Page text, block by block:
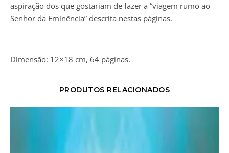
aspiração dos que gostariam de fazer a “viagem rumo ao
Senhor da Eminência” descrita nestas páginas.
Dimensão: 12×18 cm, 64 páginas.
PRODUTOS RELACIONADOS